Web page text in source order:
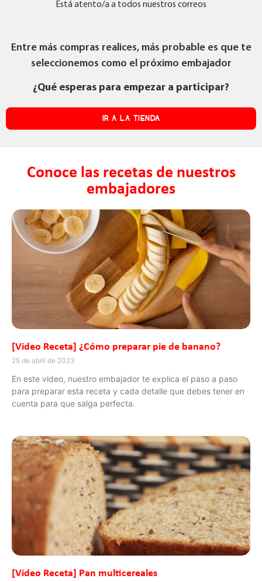
Está atento/a a todos nuestros correos
Entre más compras realices, más probable es que te
seleccionemos como el próximo embajador
¿Qué esperas para empezar a participar?
IR A LA TIENDA
Conoce las recetas de nuestros
embajadores
[Video Receta] ¿Cómo preparar pie de banano?
25 de abril de 2023
En este video, nuestro embajador te explica el paso a paso
para preparar esta receta y cada detalle que debes tener en
cuenta para que salga perfecta.
[Video Receta] Pan multicereales